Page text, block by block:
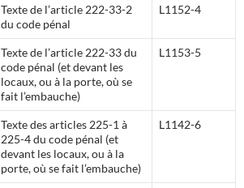
Texte de l’article 222-33-2
du code pénal
L1152-4
Texte de l’article 222-33 du
code pénal (et devant les
locaux, ou à la porte, où se
fait l’embauche)
L1153-5
Texte des articles 225-1 à
225-4 du code pénal (et
devant les locaux, ou à la
porte, où se fait l’embauche)
L1142-6